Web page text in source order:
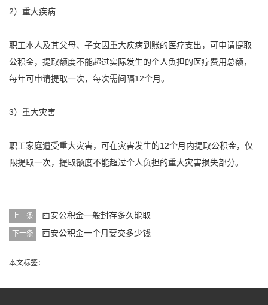
2）重大疾病
职工本人及其父母、子女因重大疾病到账的医疗支出，可申请提取
公积金， 提取额度不能超过实际发生的个人负担的医疗费用总额，
每年可申请提取一次，每次需间隔12个月。
3）重大灾害
职工家庭遭受重大灾害，可在灾害发生的12个月内提取公积金，仅
限提取一次， 提取额度不能超过个人负担的重大灾害损失部分。
上一条 西安公积金一般封存多久能取
下一条 西安公积金一个月要交多少钱
本文标签：